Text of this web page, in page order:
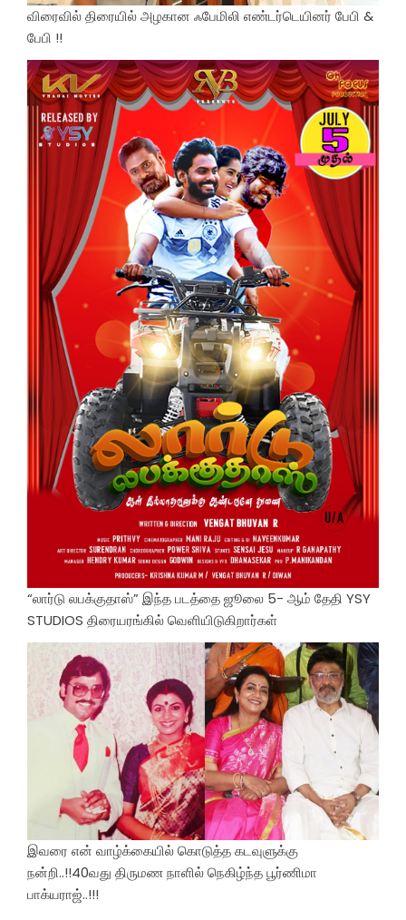
விரைவில் திரையில் அழகான ஃபேமிலி எண்டர்டெயினர் பேபி &
பேபி !!
“லார்டு லபக்குதாஸ்” இந்த படத்தை ஜூலை 5- ஆம் தேதி YSY
STUDIOS திரையரங்கில் வெளியிடுகிறார்கள்
இவரை என் வாழ்க்கையில் கொடுத்த கடவுளுக்கு
நன்றி..!!40வது திருமண நாளில் நெகிழ்ந்த பூர்ணிமா
பாக்யராஜ்..!!!